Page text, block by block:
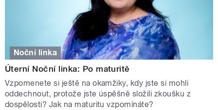
Noční linka
Úterní Noční linka: Po maturitě
Vzpomenete si ještě na okamžiky, kdy jste si mohli
oddechnout, protože jste úspěšně složili zkoušku z
dospělosti? Jak na maturitu vzpomínáte?